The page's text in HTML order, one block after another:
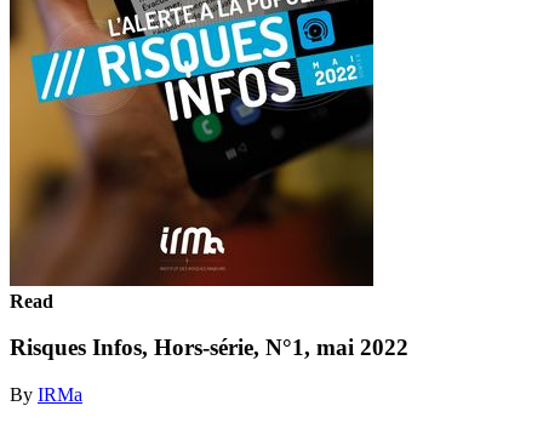
Read
Risques Infos, Hors-série, N°1, mai 2022
By IRMa